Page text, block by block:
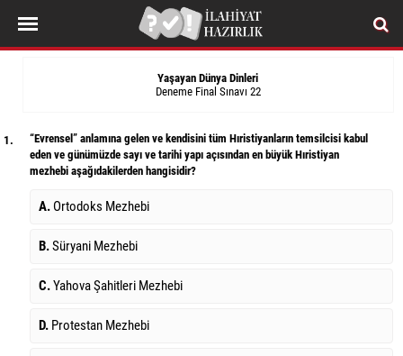
Yaşayan Dünya Dinleri
Deneme Final Sınavı 22
1.
“Evrensel” anlamına gelen ve kendisini tüm Hıristiyanların temsilcisi kabul
eden ve günümüzde sayı ve tarihi yapı açısından en büyük Hıristiyan
mezhebi aşağıdakilerden hangisidir?
A. Ortodoks Mezhebi
B.Süryani Mezhebi
C.Yahova Şahitleri Mezhebi
D. Protestan Mezhebi